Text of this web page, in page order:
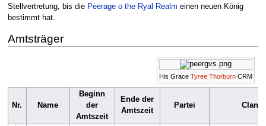
Stellvertretung, bis die Peerage o the Ryal Realm einen neuen König
bestimmt hat.
Amtsträger
His GraceTyree Thorburn CRM
Nr. Name
Beginn
der
Amtszeit
Ende der
Amtszeit
Partei Clan